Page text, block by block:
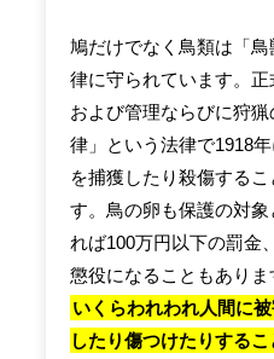
鳩だけでなく鳥類は「
律に守られています。
および管理ならびに狩
律」という法律で1918
を捕獲したり殺傷する
す。鳥の卵も保護の対
れば100万円以下の罰金
懲役になることもありま
いくらわれわれ人間に
したり傷つけたりするこ